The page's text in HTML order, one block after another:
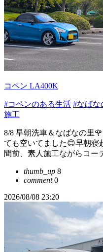
コペン LA400K
#コペンのある生活 #なばな
施工
8/8 早朝洗車＆なばなの里
ても空いてました😊早朝寝
間前、素人施工ながらコー
thumb_up 8
comment0
2026/08/08 23:20